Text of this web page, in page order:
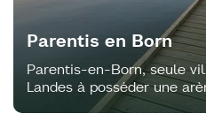
Parentis en Born
Parentis-en-Born, seule
Landes à posséder une